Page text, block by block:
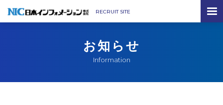
RECRUIT SITE
お知らせ
Information